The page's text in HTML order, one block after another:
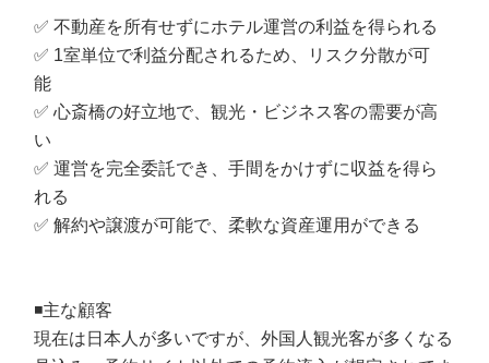
✅ 不動産を所有せずにホテル運営の利益を得られる
✅ 1室単位で利益分配されるため、リスク分散が可
能
✅ 心斎橋の好立地で、観光・ビジネス客の需要が高
い
✅ 運営を完全委託でき、手間をかけずに収益を得ら
れる
✅ 解約や譲渡が可能で、柔軟な資産運用ができる
◾️主な顧客
現在は日本人が多いですが、外国人観光客が多くなる